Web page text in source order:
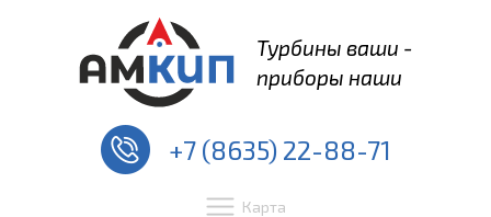
Турбины ваши -
приборы наши
+7 (8635) 22-88-71
Карта